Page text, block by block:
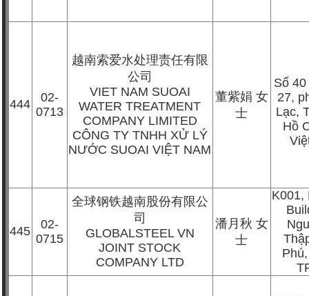
444
02-
0713
越南索爱水处理责任有限
公司
VIET NAM SUOAI
WATER TREATMENT
COMPANY LIMITED
CÔNG TY TNHH XỬ LÝ
NƯỚC SUOAI VIỆT NAM
董紫娟 女
士
Số
27,
Lạc,
Hồ
445
02-
0715
全球钢铁越南股份有限公
司
GLOBALSTEEL VN
JOINT STOCK
COMPANY LTD
潘月秋 女
士
K001,